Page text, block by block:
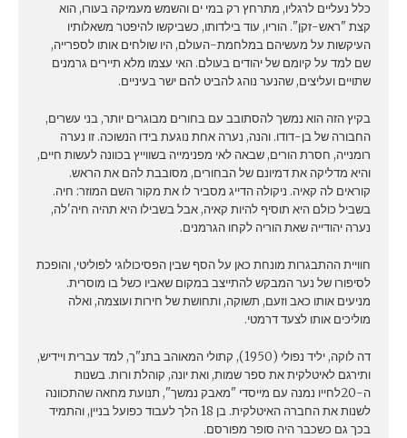
כלל נעליים לרגליו, מתרחץ רק במי ים והשמש מעמיקה בעורו, הוא
קצת "ראש-זקן". הוריו, עוד בילדותו, כשביקשו להיפטר משאלותיו
העיקשות על מעשיהם במלחמת-העולם, היו שולחים אותו לספרייה,
שם למד על קיומם של יהודים בעולם. האי עצמו מלא תיירים גרמנים
שתויים ועליצים, שהנער נוהג להביט להם ישר בעיניים.
בקיץ הזה הוא נמשך להסתובב עם בחורים מבוגרים יותר, בני עשרים,
החבורה של בן-דודו. והנה, נערה אחת נוגעת בידו הנשוכה. זו נערה
רומנייה, חסרת הורים, שבאה לאי מפנימייה בשווייץ בכוונה לעשות חיים,
והיא מדליקה את דמיונם של הבחורים, מסובבת להם את הראש.
קוראים לה קאיה. ניקולה הדייג מסביר לו את מקור השם המוזר: חיה.
בשביל כולם היא תוסיף להיות קאיה, אבל בשבילו היא תהיה חיה'לה,
נערה יהודייה שאת הוריה לקחו הגרמנים.
חוויית ההתבגרות מונחת כאן על הסף שבין הפסיכולוגי לפוליטי, והופכת
לסיפורו של נער המבקש להתייצב במקום שאביו כשל בו מוסרית.
מניעים אותו כאב וזעם, תשוקה, ותחושת של חירות ועוצמה, ואלה
מוליכים אותו לצעד דרמטי.
דה לוקה, יליד נפולי (1950), קתולי המאוהב בתנ"ך, למד עברית ויידיש,
ותירגם לאיטלקית את ספר שמות, ואת יונה, קוהלת ורות. בשנות
ה-20לחייו נמנה עם מייסדי "מאבק נמשך", תנועת מחאה שהתכוונה
לשנות את החברה האיטלקית. בן 18 הלך לעבוד כפועל בניין, והתמיד
בכך גם כשכבר היה סופר מפורסם.